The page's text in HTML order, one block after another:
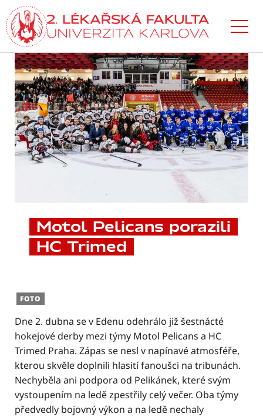
Přejít
k hlavnímu
obsahu
Motol Pelicans porazili
HC Trimed
FOTO
Dne 2. dubna se v Edenu odehrálo již šestnácté
hokejové derby mezi týmy Motol Pelicans a HC
Trimed Praha. Zápas se nesl v napínavé atmosféře,
kterou skvěle doplnili hlasití fanoušci na tribunách.
Nechyběla ani podpora od Pelikánek, které svým
vystoupením na ledě zpestřily celý večer. Oba týmy
předvedly bojovný výkon a na ledě nechaly